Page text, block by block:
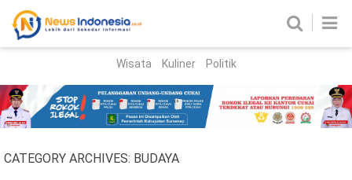
Parlemen
Wisata Kuliner Politik
CATEGORY ARCHIVES: BUDAYA